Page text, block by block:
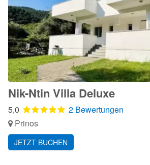
Nik-Ntin Villa Deluxe
5,0
2 Bewertungen
Prinos
JETZT BUCHEN